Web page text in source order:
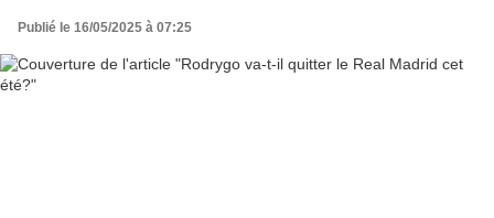
Publié le 16/05/2025 à 07:25